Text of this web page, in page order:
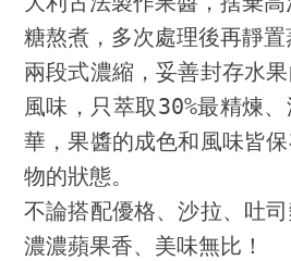
糖熬煮，多次處理後再靜
兩段式濃縮，妥善封存水
風味，只萃取30%最精煉
華，果醬的成色和風味皆
物的狀態。
不論搭配優格、沙拉、吐
濃濃蘋果香、美味無比！